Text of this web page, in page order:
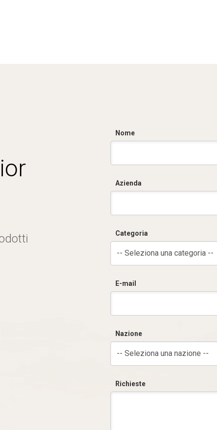
Nome
Azienda
Categoria
-- Seleziona una categoria --
E-mail
Nazione
-- Seleziona una nazione --
Richieste